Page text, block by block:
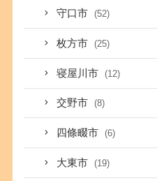
守口市 (52)
枚方市 (25)
寝屋川市 (12)
交野市 (8)
四條畷市 (6)
大東市 (19)